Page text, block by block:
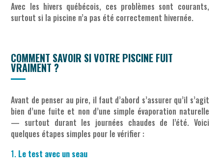
Avec les hivers québécois, ces problèmes sont courants,
surtout si la piscine n’a pas été correctement hivernée.
COMMENT SAVOIR SI VOTRE PISCINE FUIT
VRAIMENT ?
Avant de penser au pire, il faut d’abord s’assurer qu’il s’agit
bien d’une fuite et non d’une simple évaporation naturelle
— surtout durant les journées chaudes de l’été. Voici
quelques étapes simples pour le vérifier :
Le test avec un seau